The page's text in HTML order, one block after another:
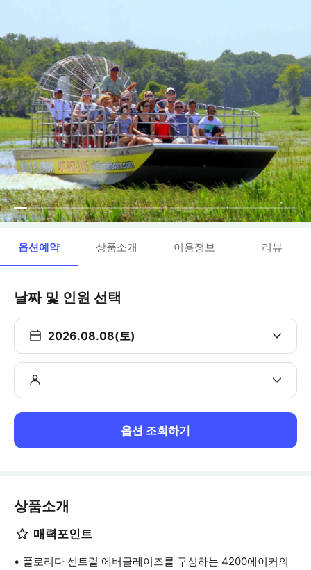
옵션예약 상품소개 이용정보 리뷰
날짜 및 인원 선택
2026.08.08(토)
옵션 조회하기
상품소개
매력포인트
플로리다 센트럴 에버글레이즈를 구성하는 4200에이커의